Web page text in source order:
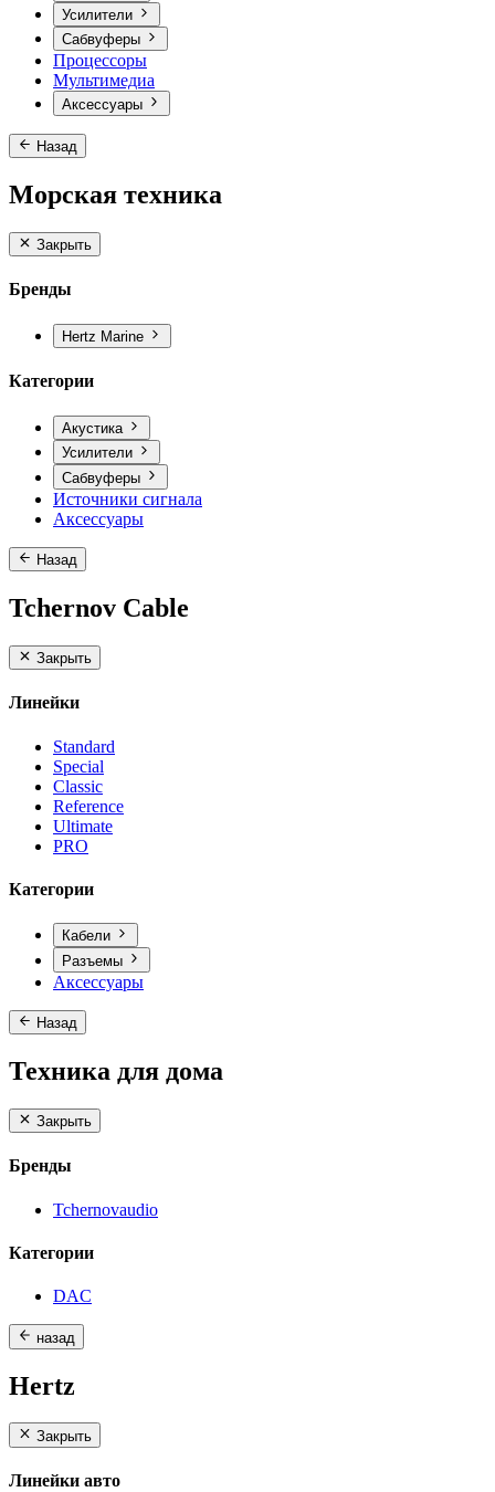
Усилители
Сабвуферы
Процессоры
Мультимедиа
Аксессуары
Назад
Морская техника
Закрыть
Бренды
Hertz Marine
Категории
Акустика
Усилители
Сабвуферы
Источники сигнала
Аксессуары
Назад
Tchernov Cable
Закрыть
Линейки
Standard
Special
Classic
Reference
Ultimate
PRO
Категории
Кабели
Разъемы
Аксессуары
Назад
Техника для дома
Закрыть
Бренды
Tchernovaudio
Категории
DAC
назад
Hertz
Закрыть
Линейки авто